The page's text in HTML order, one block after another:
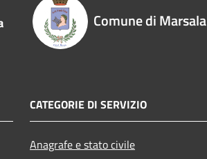
Comune di Marsala
CATEGORIE DI SERVIZIO
Anagrafe e stato civile